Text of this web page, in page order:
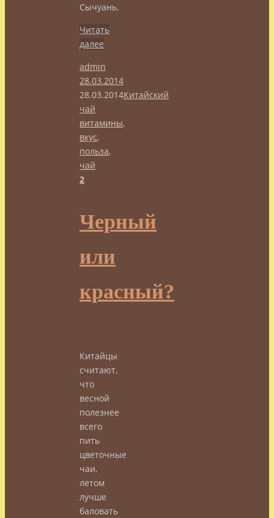
Сычуань.
Читать
далее
admin
28.03.2014
28.03.2014Китайский
чай
витамины,
вкус,
польза,
чай
2
Черный
или
красный?
Китайцы
считают,
что
весной
полезнее
всего
пить
цветочные
чаи,
летом
лучше
баловать